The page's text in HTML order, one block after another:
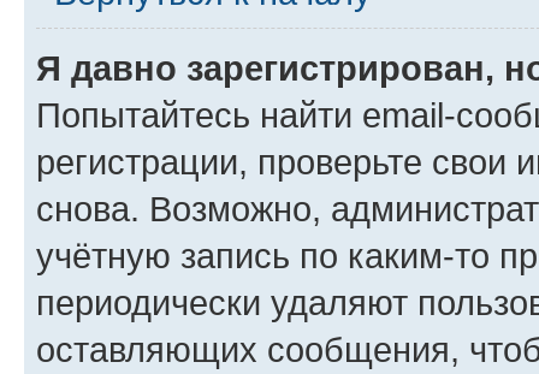
Я давно зарегистрирован,
Попытайтесь найти email-
регистрации, проверьте свои
снова. Возможно,
учётную запись по каким-то
периодически удаляют
оставляющих сообщения,